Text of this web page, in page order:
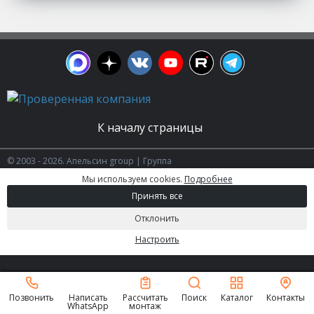
К началу страницы
© 2003 - 2026. Апельсин group | Группа
строительных компаний Все права защищены.
Вся информация на этом сайте носит
информационный характер и не является
публичной офертой, определяемой положениями
Позвонить Написать
WhatsApp
Рассчитать
монтаж
Поиск Каталог Контакты
Мы используем cookies. Подробнее
Принять все
Отклонить
Настроить